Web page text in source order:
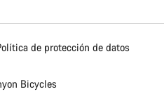
de protección de datos
Bicycles